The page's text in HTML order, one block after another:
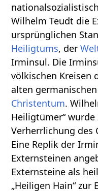
Wilhelm Teudt die
ursprünglichen
Heiligtums, der
Irminsul. Die
völkischen Kreisen
alten germanischen
Christentum.
Heiligtümer“
Verherrlichung des
Eine Replik der
Externsteinen
Externsteine als
„Heiligen Hain“ zur